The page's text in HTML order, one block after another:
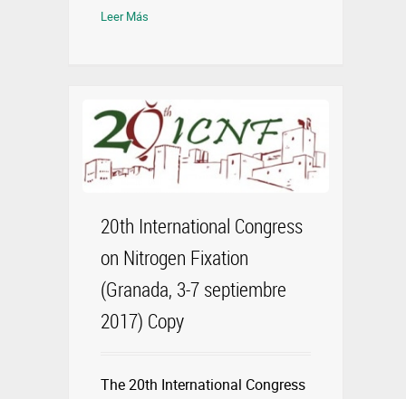
Leer Más
20th International Congress
on Nitrogen Fixation
(Granada, 3-7 septiembre
2017) Copy
The 20th International Congress